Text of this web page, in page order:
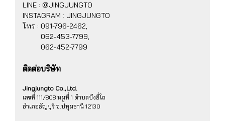
LINE : @JINGJUNGTO
INSTAGRAM : JINGJUNGTO
โทร : 091-796-2462,
062-453-7799,
062-452-7799
ติดต่อบริษัท
Jingjungto Co.,Ltd.
เลขที่ 111/808 หมู่ที่ 1 ตำบลบึงยี่โถ
อำเภอธัญบุรี จ.ปทุมธานี 12130